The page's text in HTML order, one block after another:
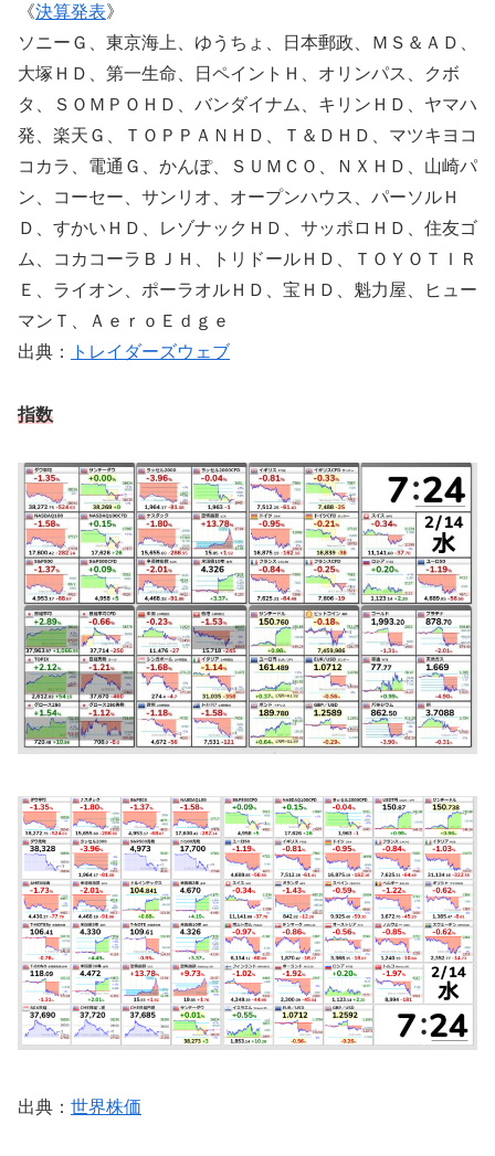
《決算発表》
ソニーＧ、東京海上、ゆうちょ、日本郵政、ＭＳ＆ＡＤ、
大塚ＨＤ、第一生命、日ペイントＨ、オリンパス、クボ
タ、ＳＯＭＰＯＨＤ、バンダイナム、キリンＨＤ、ヤマハ
発、楽天Ｇ、ＴＯＰＰＡＮＨＤ、Ｔ＆ＤＨＤ、マツキヨコ
コカラ、電通Ｇ、かんぽ、ＳＵＭＣＯ、ＮＸＨＤ、山崎パ
ン、コーセー、サンリオ、オープンハウス、パーソルＨ
Ｄ、すかいＨＤ、レゾナックＨＤ、サッポロＨＤ、住友ゴ
ム、コカコーラＢＪＨ、トリドールＨＤ、ＴＯＹＯＴＩＲ
Ｅ、ライオン、ポーラオルＨＤ、宝ＨＤ、魁力屋、ヒュー
マンＴ、ＡｅｒｏＥｄｇｅ
出典：
トレイダーズウェブ
指数
出典： 世界株価